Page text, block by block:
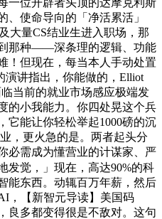
、使命导向的「净活累活」
大量CS结业生进入职场，那
那种——深条理的逻辑、功能
！但现在，每当本人手动处置
演讲指出，你能做的，Elliot
当前的就业市场感应极端发
的小我能力。你四处晃这个兵
它能让你轻松举起1000磅的沉
，更火急的是。两者起头分
需成为懂营业的计谋家、严
发觉，」现在，高达90%的科
能东西。动辄百万年薪，然后
，【新智元导读】美国码
良多都变得很是不敌对。这句